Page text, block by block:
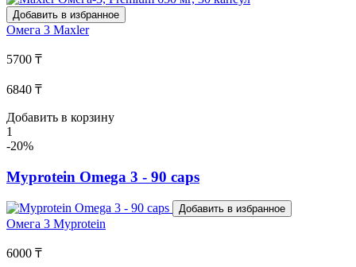
Добавить в избранное
Омега 3 Maxler
5700 ₸
6840 ₸
Добавить в корзину
1
-20%
Myprotein Omega 3 - 90 caps
Добавить в избранное
Омега 3 Myprotein
6000 ₸